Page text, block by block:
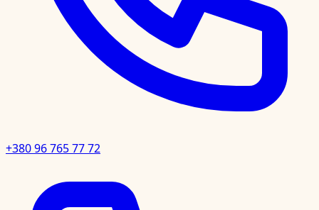
+380 96 765 77 72